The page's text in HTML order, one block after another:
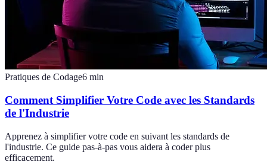
Pratiques de Codage6 min
Comment Simplifier Votre Code avec les Standards
de l'Industrie
Apprenez à simplifier votre code en suivant les standards de
l'industrie. Ce guide pas-à-pas vous aidera à coder plus
efficacement.